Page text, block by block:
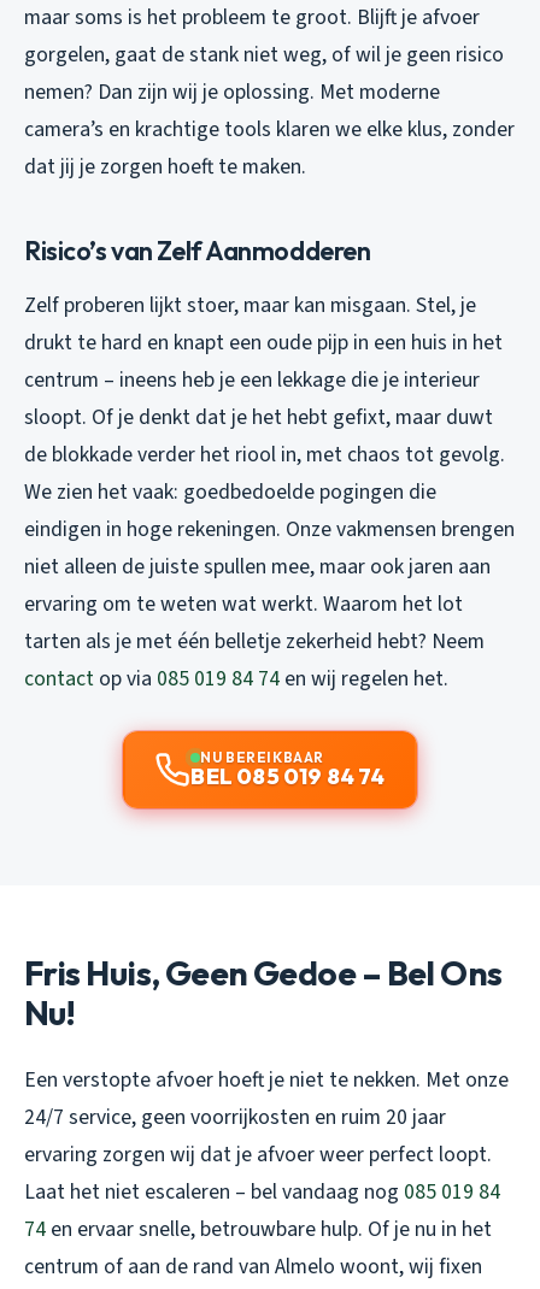
maar soms is het probleem te groot. Blijft je afvoer
gorgelen, gaat de stank niet weg, of wil je geen risico
nemen? Dan zijn wij je oplossing. Met moderne
camera’s en krachtige tools klaren we elke klus, zonder
dat jij je zorgen hoeft te maken.
Risico’s van Zelf Aanmodderen
Zelf proberen lijkt stoer, maar kan misgaan. Stel, je
drukt te hard en knapt een oude pijp in een huis in het
centrum – ineens heb je een lekkage die je interieur
sloopt. Of je denkt dat je het hebt gefixt, maar duwt
de blokkade verder het riool in, met chaos tot gevolg.
We zien het vaak: goedbedoelde pogingen die
eindigen in hoge rekeningen. Onze vakmensen brengen
niet alleen de juiste spullen mee, maar ook jaren aan
ervaring om te weten wat werkt. Waarom het lot
tarten als je met één belletje zekerheid hebt? Neem
contact op via 085 019 84 74 en wij regelen het.
NU BEREIKBAAR
BEL 085 019 84 74
Fris Huis, Geen Gedoe – Bel Ons
Nu!
Een verstopte afvoer hoeft je niet te nekken. Met onze
24/7 service, geen voorrijkosten en ruim 20 jaar
ervaring zorgen wij dat je afvoer weer perfect loopt.
Laat het niet escaleren – bel vandaag nog 085 019 84
74 en ervaar snelle, betrouwbare hulp. Of je nu in het
centrum of aan de rand van Almelo woont, wij fixen